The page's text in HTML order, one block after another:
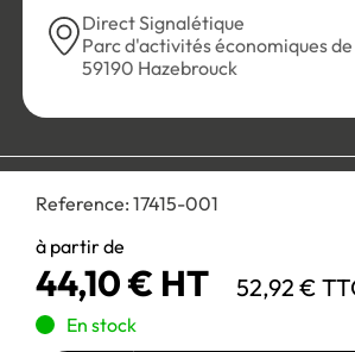
Reference: 17415-001
à partir de
44,10 € HT 52,92 €
En stock
Direct Signalétique
Parc d'activités économiques
59190 Hazebrouck
Personnaliser les cookies
Paiement 100%